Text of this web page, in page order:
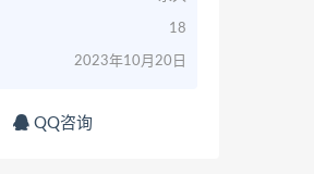
18
2023年10月20日
QQ咨询